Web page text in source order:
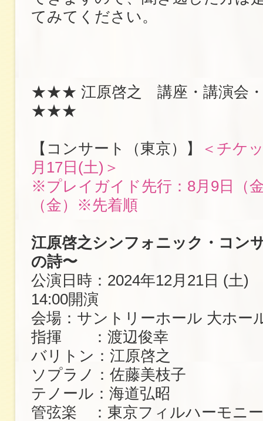
てみてください。
★★★ 江原啓之 講座・講演会・
★★★
【コンサート（東京）】
＜チケ
月17日(土)＞
※プレイガイド先行：8月9日（
（金）※先着順
江原啓之シンフォニック・コン
の詩〜
公演日時：2024年12月21日 (土
14:00開演
会場：サントリーホール 大ホー
指揮 ：渡辺俊幸
バリトン：江原啓之
ソプラノ：佐藤美枝子
テノール：海道弘昭
管弦楽 ：東京フィルハーモニ